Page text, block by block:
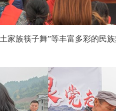
家族筷子舞”等丰富多彩的民